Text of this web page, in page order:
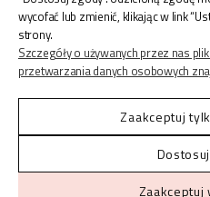
Shoper.pl©
wycofać lub zmienić, klikając w link
strony.
Szczegóły o używanych przez nas
przetwarzania danych osobowych
Zaakceptuj
Zaakceptuj